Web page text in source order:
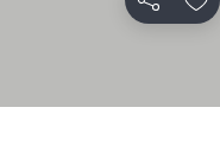
シェア お